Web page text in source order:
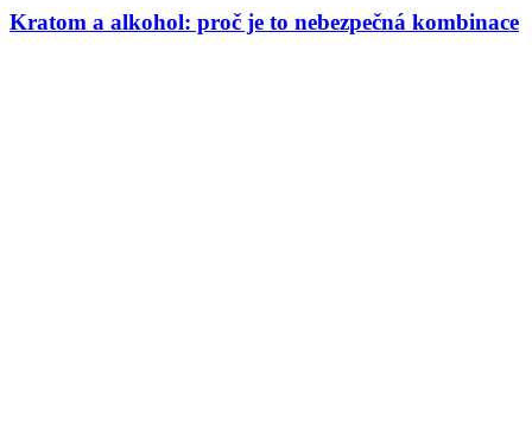
Kratom a alkohol: proč je to nebezpečná kombinace